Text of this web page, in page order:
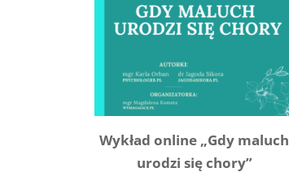
Wykład online „Gdy maluch
urodzi się chory”